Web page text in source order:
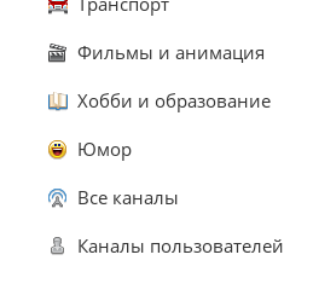
Фильмы и анимация
Хобби и образование
Юмор
Все каналы
Каналы пользователей